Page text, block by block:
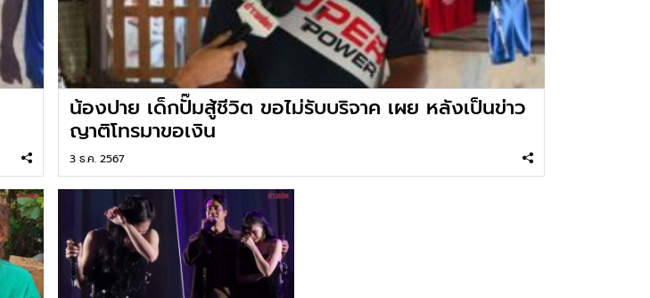
น้องปาย เด็กปั๊มสู้ชีวิต ขอไม่รับบริจาค เผย หลังเป็นข่าว
ญาติโทรมาขอเงิน
3 ธ.ค. 2567